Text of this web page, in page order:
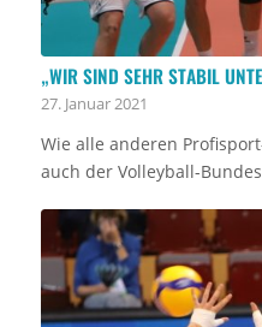
„WIR SIND SEHR STABIL
27. Januar 2021
Wie alle anderen
auch der Volleyball-